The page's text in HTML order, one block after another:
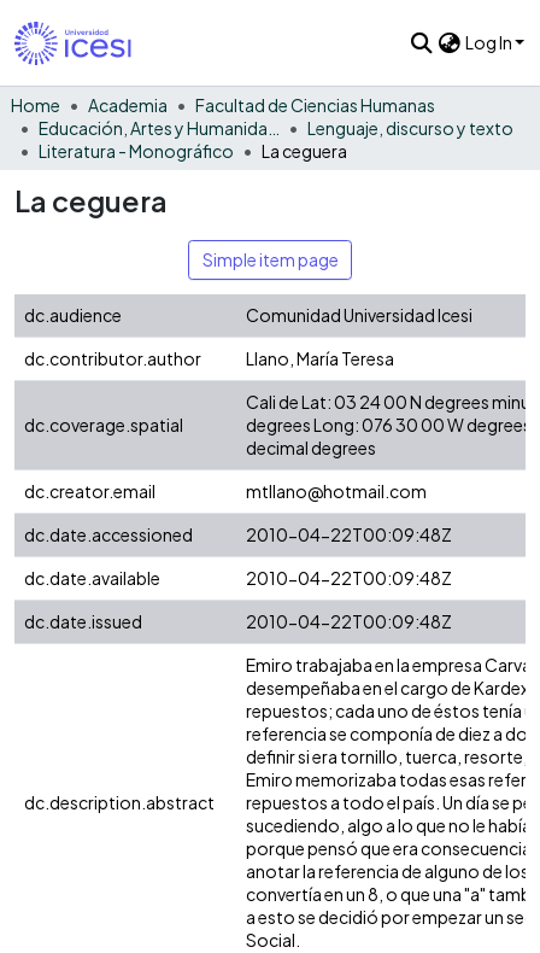
Log In
Home Academia
Facultad de Ciencias Humanas
Lenguaje, discurso y texto
Literatura - Monográfico
La ceguera
La ceguera
Simple item page
dc.audience
Comunidad Universidad Icesi
dc.contributor.author
Llano, María Teresa
dc.coverage.spatial
Cali de Lat: 03 24 00 N degrees
degrees Long: 076 30 00 W
decimal degrees
dc.creator.email
mtllano@hotmail.com
dc.date.accessioned
2010-04-22T00:09:48Z
dc.date.available
2010-04-22T00:09:48Z
dc.date.issued
2010-04-22T00:09:48Z
dc.description.abstract
Emiro trabajaba en la empresa
desempeñaba en el cargo de Kardex,
repuestos; cada uno de éstos tenía
referencia se componía de diez a
definir si era tornillo, tuerca, resorte,
Emiro memorizaba todas esas
repuestos a todo el país. Un día se
sucediendo, algo a lo que no le
porque pensó que era consecuencia
anotar la referencia de alguno de los
convertía en un 8, o que una "a"
a esto se decidió por empezar un
Social.